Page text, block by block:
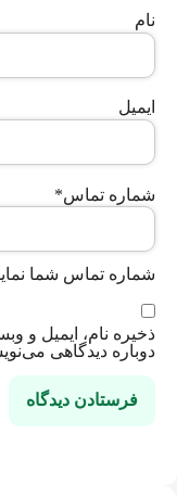
نام
ایمیل
شماره تماس*
شماره تماس شما
ذخیره نام، ایمیل و
دوباره دیدگاهی